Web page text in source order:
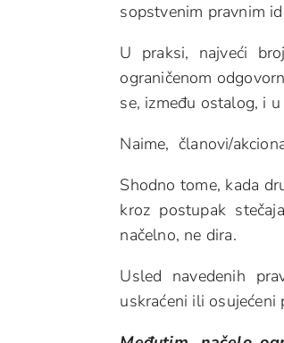
sopstvenim pravnim
U praksi, najveći
ograničenom
se, između ostalog, i
Naime, članovi/
Shodno tome, kada
kroz postupak
načelno, ne dira.
Usled navedenih
uskraćeni ili